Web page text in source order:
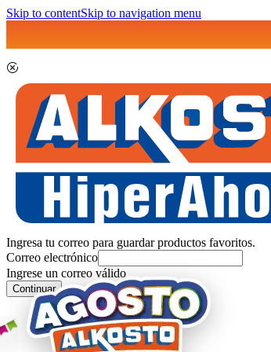
Skip to contentSkip to navigation menu
Ingresa tu correo para guardar productos favoritos.
Correo electrónico
Ingrese un correo válido
Continuar